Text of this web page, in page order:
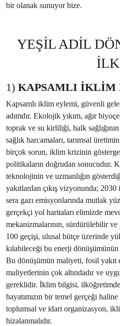
bir olanak sunuyor bize.
YEŞİL ADİL
1) KAPSAMLI İKLİM
Kapsamlı iklim eylemi, güvenli
adımdır. Ekolojik yıkım, ağır
toprak ve su kirliliği, halk
sağlık harcamaları, tarımsal
birçok sorun, iklim krizinin
politikaların doğrudan sonucudur.
teknolojinin ve uzmanlığın
yakıtlardan çıkış vizyonunda;
sera gazı emisyonlarında mutlak
gerçekçi yol haritaları elimizde
mekanizmalarının, sürdürülebilir
100 geçişi, ulusal bütçe üzerinde
kılabileceği bu enerji
Bu dönüşümün maliyeti, fosil
maliyetlerinin çok altındadır ve
gereklidir. İklim bilgisi,
hayatımızın bir temel gerçeği
toplumsal ve idari organizasyon,
hizalanmalıdır.